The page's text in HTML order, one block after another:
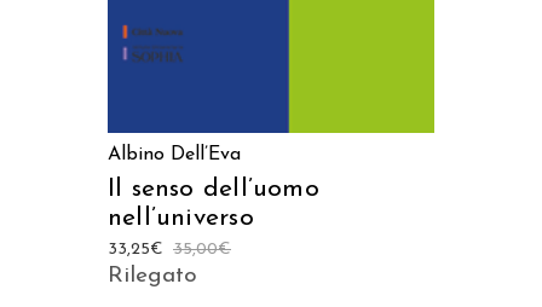
Albino Dell’Eva
Il senso dell’uomo
nell’universo
35,00€
33,25€
Rilegato